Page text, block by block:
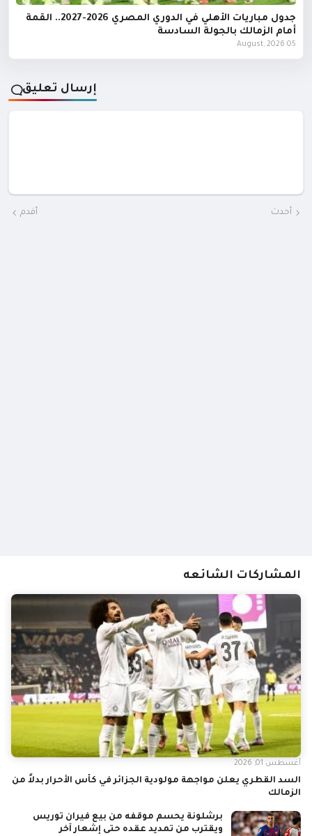
جدول مباريات الأهلي في الدوري المصري 2026-2027.. القمة
أمام الزمالك بالجولة السادسة
05 August, 2026
إرسال تعليق
أحدث أقدم
المشاركات الشائعه
السد القطري يعلن مواجهة مولودية الجزائر في كأس الأحرار بدلاً من
الزمالك
أغسطس 01, 2026
برشلونة يحسم موقفه من بيع فيران توريس
ويقترب من تمديد عقده حتى إشعار آخر